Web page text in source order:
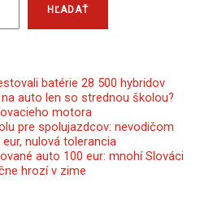
HĽADAŤ
batérie 28 500 hybridov
auto len so strednou školou?
motora
pre spolujazdcov: nevodičom
nulová tolerancia
auto 100 eur: mnohí Slováci
hrozí v zime